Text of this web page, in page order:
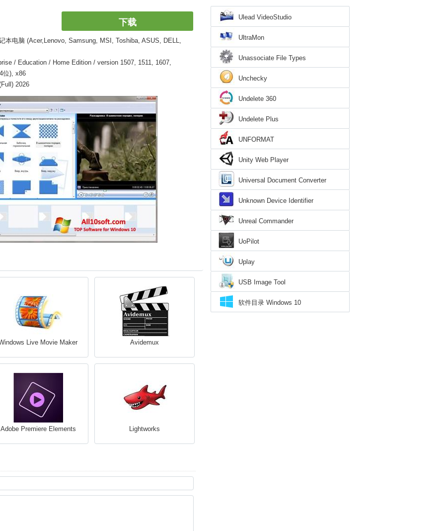
下载
本电脑 (Acer,Lenovo, Samsung, MSI, Toshiba, ASUS, DELL,
/ Education / Home Edition / version 1507, 1511, 1607,
位), x86
2026
Live Movie Maker Avidemux
Adobe Premiere Elements Lightworks
Ulead VideoStudio
UltraMon
Unassociate File Types
Unchecky
Undelete 360
Undelete Plus
UNFORMAT
Unity Web Player
Universal Document Converter
Unknown Device Identifier
Unreal Commander
UoPilot
Uplay
USB Image Tool
软件目录 Windows 10